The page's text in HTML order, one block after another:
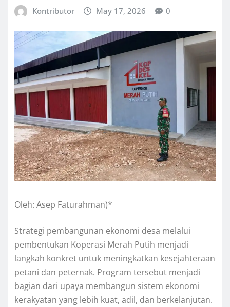
Kontributor May 17, 2026 0
Oleh: Asep Faturahman)*
Strategi pembangunan ekonomi desa melalui
pembentukan Koperasi Merah Putih menjadi
langkah konkret untuk meningkatkan kesejahteraan
petani dan peternak. Program tersebut menjadi
bagian dari upaya membangun sistem ekonomi
kerakyatan yang lebih kuat, adil, dan berkelanjutan.